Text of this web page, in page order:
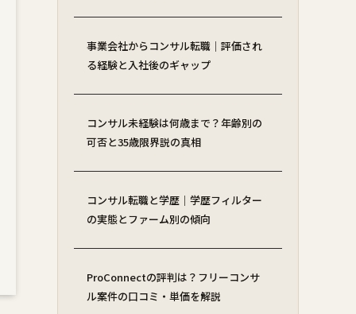
事業会社からコンサル転職｜評価され
る経験と入社後のギャップ
コンサル未経験は何歳まで？年齢別の
可否と35歳限界説の真相
コンサル転職と学歴｜学歴フィルター
の実態とファーム別の傾向
ProConnectの評判は？フリーコンサ
ル案件の口コミ・単価を解説